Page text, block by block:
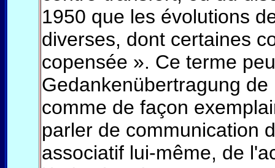
1950 que les évolutions
diverses, dont certaines
copensée ». Ce terme
Gedankenübertragung
comme de façon
parler de communication
associatif lui-même, de